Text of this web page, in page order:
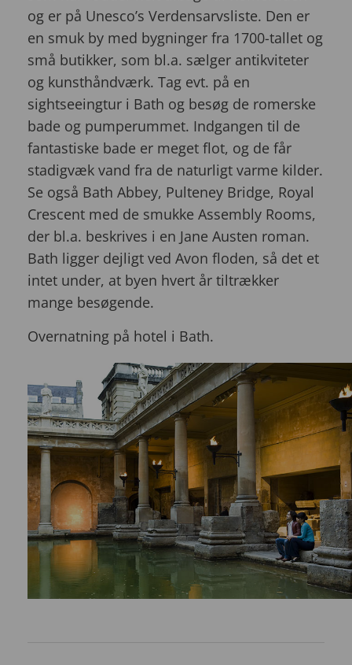
og er på Unesco’s Verdensarvsliste. Den er
en smuk by med bygninger fra 1700-tallet og
små butikker, som bl.a. sælger antikviteter
og kunsthåndværk. Tag evt. på en
sightseeingtur i Bath og besøg de romerske
bade og pumperummet. Indgangen til de
fantastiske bade er meget flot, og de får
stadigvæk vand fra de naturligt varme kilder.
Se også Bath Abbey, Pulteney Bridge, Royal
Crescent med de smukke Assembly Rooms,
der bl.a. beskrives i en Jane Austen roman.
Bath ligger dejligt ved Avon floden, så det et
intet under, at byen hvert år tiltrækker
mange besøgende.
Overnatning på hotel i Bath.